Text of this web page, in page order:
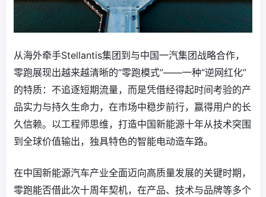
从海外牵手Stellantis集团到与中国一汽集团战略合作，
零跑展现出越来越清晰的“零跑模式”——一种“逆网红化”
的特质：不追逐短期流量，而是凭借经得起时间考验的产
品实力与持久生命力，在市场中稳步前行，赢得用户的长
久信赖。以工程师思维，打造中国新能源十年从技术突围
到全球价值输出，独具特色的智能电动造车路。
在中国新能源汽车产业全面迈向高质量发展的关键时期，
零跑能否借此次十周年契机，在产品、技术与品牌等多个